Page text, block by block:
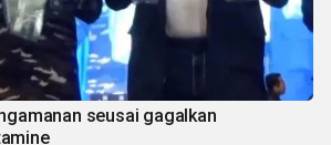
seusai gagalkan